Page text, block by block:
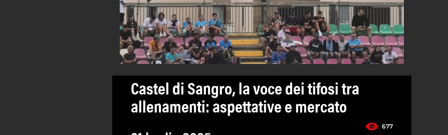
Castel di Sangro, la voce dei tifosi tra
allenamenti: aspettative e mercato
677